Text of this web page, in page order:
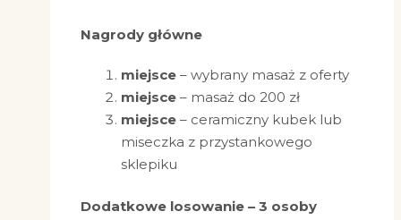
Nagrody główne
miejsce – wybrany masaż z oferty
miejsce – masaż do 200 zł
miejsce – ceramiczny kubek lub
miseczka z przystankowego
sklepiku
Dodatkowe losowanie – 3 osoby